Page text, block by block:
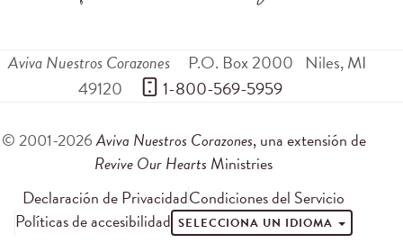
Aviva Nuestros Corazones P.O. Box 2000 Niles,MI
49120
1-800-569-5959
© 2001-2026Aviva Nuestros Corazones, una extensión de
Revive Our Hearts Ministries
Declaración de PrivacidadCondiciones del Servicio
Políticas de accesibilidad SELECCIONA UN IDIOMA